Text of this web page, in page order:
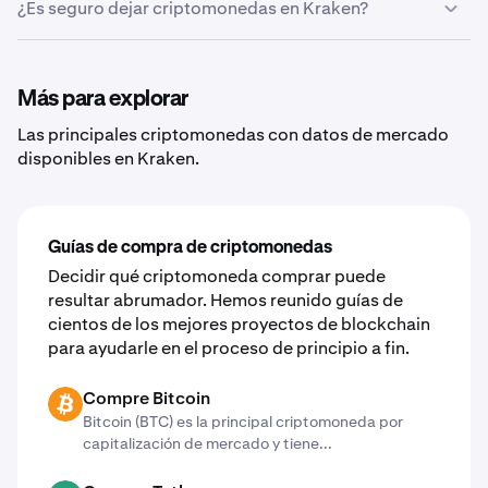
Kraken te permite retirar con facilidad tus
criptomonedas a cualquier monedero frío o caliente que
dirección del monedero externo y tus criptomonedas
estarán allí unos instantes más tarde.
¿Es seguro dejar criptomonedas en Kraken?
ponerlas a tu disposición. Aunque creemos que el lugar
más seguro para tus criptos es tu propio monedero de
criptomonedas, nos esforzamos para ser lo más
transparentes y seguros posibles cuando nos confías
el mundo.
Más para explorar
Las principales criptomonedas con datos de mercado
disponibles en Kraken.
Guías de compra de criptomonedas
Decidir qué criptomoneda comprar puede
resultar abrumador. Hemos reunido guías de
cientos de los mejores proyectos de blockchain
para ayudarle en el proceso de principio a fin.
BTC Compre Bitcoin
Bitcoin (BTC) es la principal criptomoneda por
capitalización de mercado y tiene...